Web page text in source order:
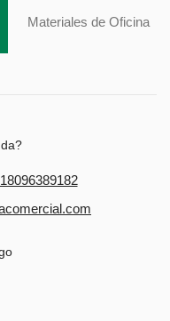
Materiales de Oficina